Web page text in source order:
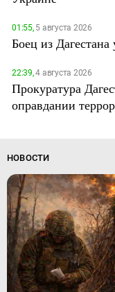
01:55,5 августа 2026
Боец из
22:39,4 августа 2026
Прокуратура
оправдании
НОВОСТИ